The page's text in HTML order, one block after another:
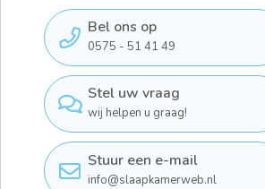
Bel ons op
0575 - 51 41 49
Stel uw vraag
wij helpen u graag!
Stuur een e-mail
info@slaapkamerweb.nl